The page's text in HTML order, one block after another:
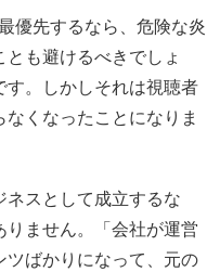
優先するなら、危険な炎
も避けるべきでしょ
す。しかしそれは視聴者
くなったことになりま
ネスとして成立するな
ません。「会社が運営
ツばかりになって、元の